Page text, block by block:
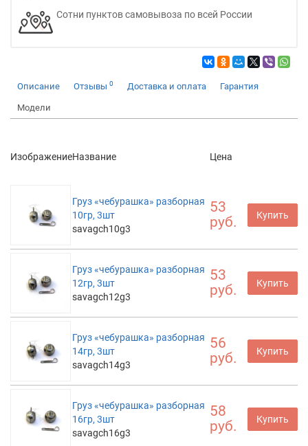
Сотни пунктов самовывоза по всей России
Описание Отзывы 0 Доставка и оплата Гарантия
Модели
ИзображениеНазвание Цена
Груз «чебурашка» разборная
10гр, 3шт
savagch10g3
53
руб.
Купить
Груз «чебурашка» разборная
12гр, 3шт
savagch12g3
53
руб.
Купить
Груз «чебурашка» разборная
14гр, 3шт
savagch14g3
56
руб.
Купить
Груз «чебурашка» разборная
16гр, 3шт
savagch16g3
58
руб.
Купить